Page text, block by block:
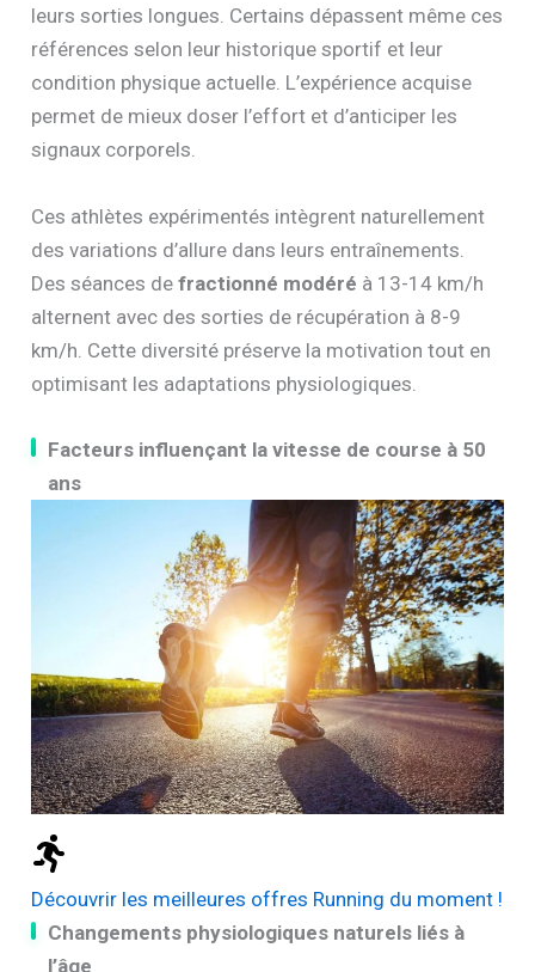
leurs sorties longues. Certains dépassent même ces
références selon leur historique sportif et leur
condition physique actuelle. L’expérience acquise
permet de mieux doser l’effort et d’anticiper les
signaux corporels.
Ces athlètes expérimentés intègrent naturellement
des variations d’allure dans leurs entraînements.
Des séances defractionné modéré à 13-14 km/h
alternent avec des sorties de récupération à 8-9
km/h. Cette diversité préserve la motivation tout en
optimisant les adaptations physiologiques.
Facteurs influençant la vitesse de course à 50
ans
Découvrir les meilleures offres Running du moment !
Changements physiologiques naturels liés à
l’âge